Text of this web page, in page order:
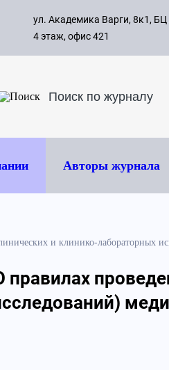
ул. Академика Варги, 8к1, БЦ
4 этаж, офис 421
Авторы журнала
и клинико-лабораторных